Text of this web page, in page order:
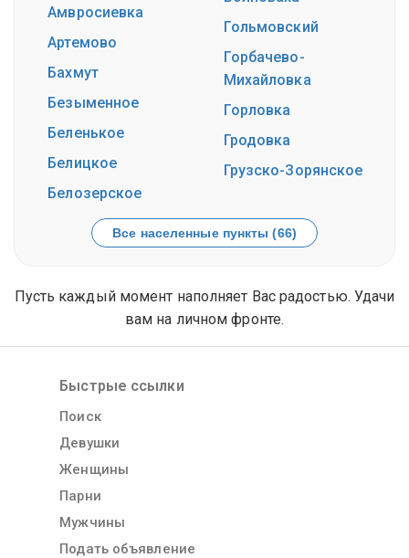
Амвросиевка
Артемово
Бахмут
Безыменное
Беленькое
Белицкое
Белозерское
Гольмовский
Горбачево-
Михайловка
Горловка
Гродовка
Грузско-Зорянское
Все населенные пункты (66)
Пусть каждый момент наполняет Вас радостью. Удачи
вам на личном фронте.
Быстрые ссылки
Поиск
Девушки
Женщины
Парни
Мужчины
Подать объявление